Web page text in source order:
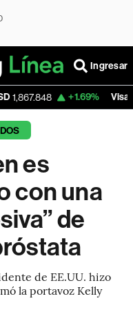
Ingresar
+1.69% Visa 366.13 -
es
con una
de
de EE.UU. hizo
la portavoz Kelly